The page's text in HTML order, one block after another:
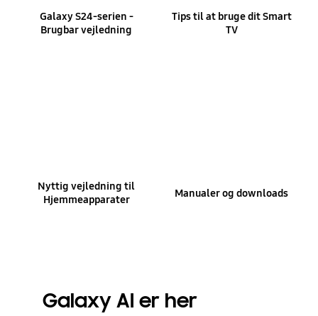
Galaxy S24-serien -
Brugbar vejledning
Tips til at bruge dit Smart
TV
Nyttig vejledning til
Hjemmeapparater
Manualer og downloads
Galaxy AI er her